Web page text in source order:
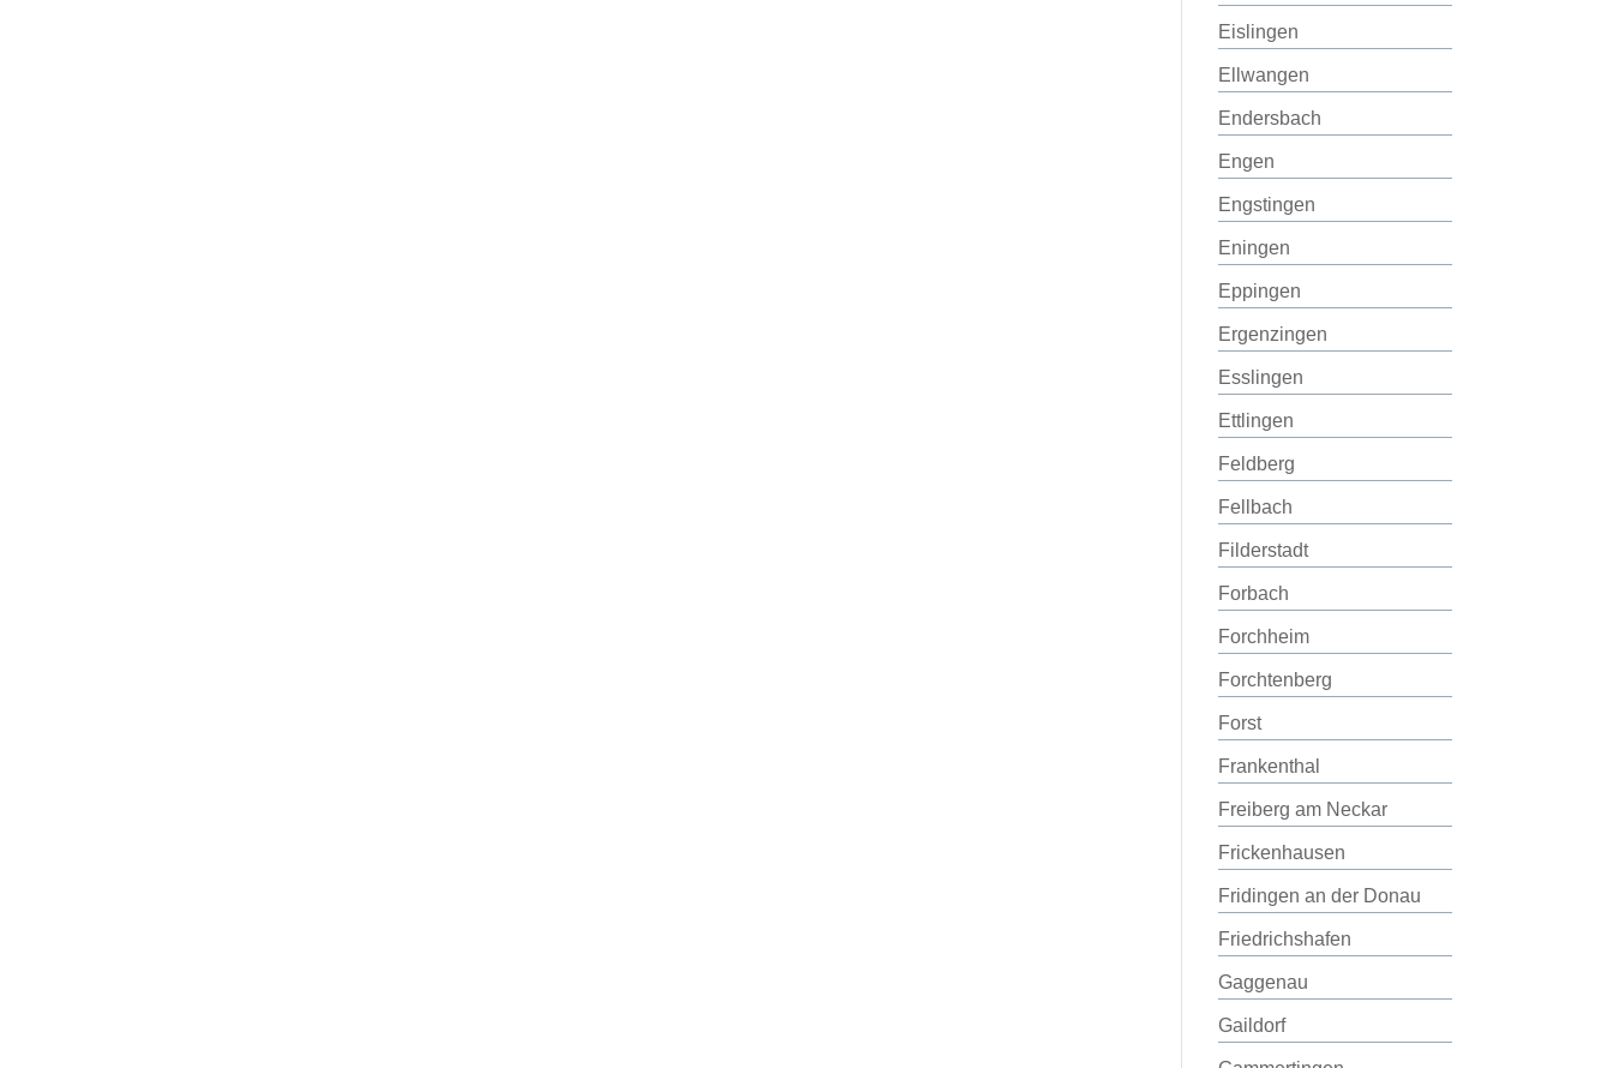
Eislingen
Ellwangen
Endersbach
Engen
Engstingen
Eningen
Eppingen
Ergenzingen
Esslingen
Ettlingen
Feldberg
Fellbach
Filderstadt
Forbach
Forchheim
Forchtenberg
Forst
Frankenthal
Freiberg am Neckar
Frickenhausen
Fridingen an der Donau
Friedrichshafen
Gaggenau
Gaildorf